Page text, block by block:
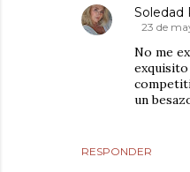
RESPONDER
Soledad
23 de
No me
un